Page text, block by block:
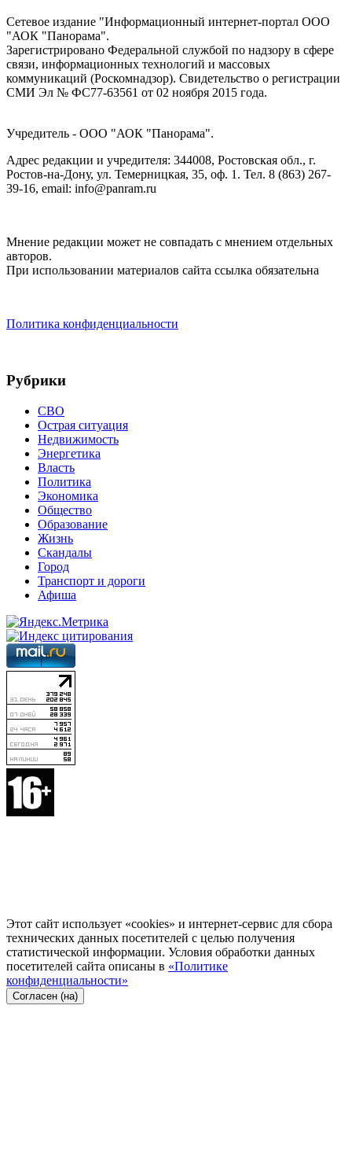
Сетевое издание "Информационный интернет-портал ООО
"АОК "Панорама".
Зарегистрировано Федеральной службой по надзору в сфере
связи, информационных технологий и массовых
коммуникаций (Роскомнадзор). Cвидетельство о регистрации
СМИ Эл № ФС77-63561 от 02 ноября 2015 года.
Учредитель - ООО "АОК "Панорама".
Адрес редакции и учредителя: 344008, Ростовская обл., г.
Ростов-на-Дону, ул. Темерницкая, 35, оф. 1. Тел. 8 (863) 267-
39-16, email: info@panram.ru
Мнение редакции может не совпадать с мнением отдельных
авторов.
При использовании материалов сайта ссылка обязательна
Политика конфиденциальности
Рубрики
СВО
Острая ситуация
Недвижимость
Энергетика
Власть
Политика
Экономика
Общество
Образование
Жизнь
Скандалы
Город
Транспорт и дороги
Афиша
Этот сайт использует «cookies» и интернет-сервис для сбора
технических данных посетителей с целью получения
статистической информации. Условия обработки данных
посетителей сайта описаны в «Политике
конфиденциальности»
Согласен (на)